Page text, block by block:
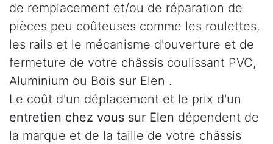
de remplacement et/ou de réparation de
pièces peu coûteuses comme les roulettes,
les rails et le mécanisme d'ouverture et de
fermeture de votre châssis coulissant PVC,
Aluminium ou Bois sur Elen .
Le coût d'un déplacement et le prix d'un
entretien chez vous sur Elen dépendent de
la marque et de la taille de votre châssis